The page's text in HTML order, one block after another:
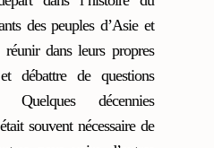
des peuples d’Asie et
dans leurs propres
débattre de questions
Quelques décennies
souvent nécessaire de